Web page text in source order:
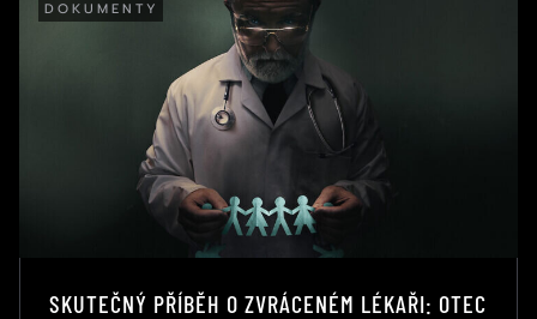
DOKUMENTY
SKUTEČNÝ PŘÍBĚH O ZVRÁCENÉM LÉKAŘI: OTEC